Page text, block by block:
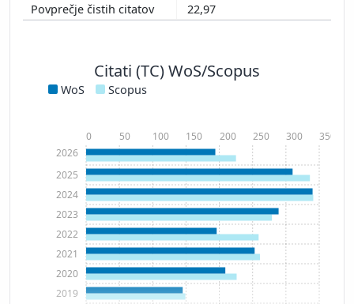
22,97
Citati (TC) WoS/Scopus
WoS Scopus
2019
2020
2021
2022
2023
2024
2025
2026
0 50 100 150 200 250 300 350